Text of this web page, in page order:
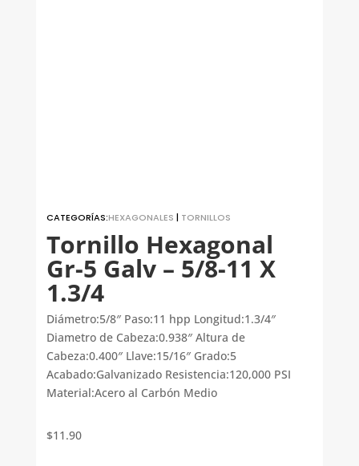
CATEGORÍAS:HEXAGONALES | TORNILLOS
Tornillo Hexagonal
Gr-5 Galv – 5/8-11 X
1.3/4
Diámetro:5/8″ Paso:11 hpp Longitud:1.3/4″
Diametro de Cabeza:0.938″ Altura de
Cabeza:0.400″ Llave:15/16″ Grado:5
Acabado:Galvanizado Resistencia:120,000 PSI
Material:Acero al Carbón Medio
$11.90